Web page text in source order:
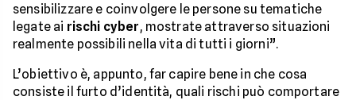
sensibilizzare e coinvolgere le persone su tematiche
legate ai rischi cyber, mostrate attraverso situazioni
realmente possibili nella vita di tutti i giorni”.
L’obiettivo è, appunto, far capire bene in che cosa
consiste il furto d’identità, quali rischi può comportare